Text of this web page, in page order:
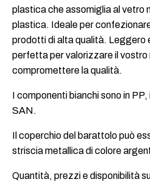
plastica che assomiglia al vetro
plastica. Ideale per
prodotti di alta qualità. Leggero
perfetta per valorizzare il vostro
compromettere la qualità.
I componenti bianchi sono in
SAN.
Il coperchio del barattolo può
striscia metallica di colore
Quantità, prezzi e disponibilità